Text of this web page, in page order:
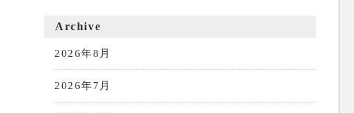
Archive
2026年8月
2026年7月